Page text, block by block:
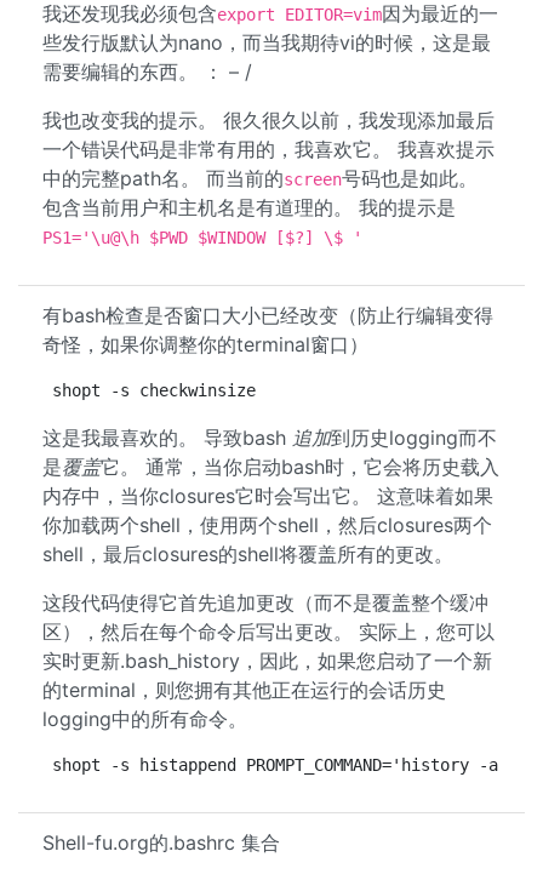
我还发现我必须包含export EDITOR=vim因为最近的一
些发行版默认为nano，而当我期待vi的时候，这是最
需要编辑的东西。 ： – /
我也改变我的提示。 很久很久以前，我发现添加最后
一个错误代码是非常有用的，我喜欢它。 我喜欢提示
中的完整path名。 而当前的screen号码也是如此。
包含当前用户和主机名是有道理的。 我的提示是
PS1='\u@\h $PWD $WINDOW [$?] \$ '
有bash检查是否窗口大小已经改变（防止行编辑变得
奇怪，如果你调整你的terminal窗口）
shopt -s checkwinsize
这是我最喜欢的。 导致bash 追加到历史logging而不
是覆盖它。 通常，当你启动bash时，它会将历史载入
内存中，当你closures它时会写出它。 这意味着如果
你加载两个shell，使用两个shell，然后closures两个
shell，最后closures的shell将覆盖所有的更改。
这段代码使得它首先追加更改（而不是覆盖整个缓冲
区），然后在每个命令后写出更改。 实际上，您可以
实时更新.bash_history，因此，如果您启动了一个新
的terminal，则您拥有其他正在运行的会话历史
logging中的所有命令。
shopt -s histappend PROMPT_COMMAND='history -a'
Shell-fu.org的.bashrc 集合